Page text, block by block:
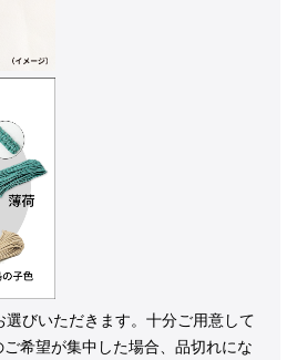
びいただきます。十分ご用意して
希望が集中した場合、品切れにな